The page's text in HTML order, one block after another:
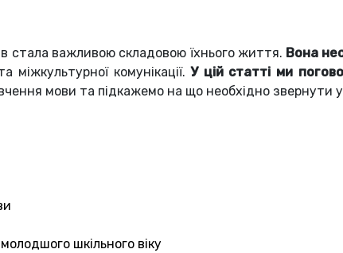
стала важливою складовою їхнього життя. Вона
міжкультурної комунікації.У цій статті ми
мови та підкажемо на що необхідно звернути
шкільного віку